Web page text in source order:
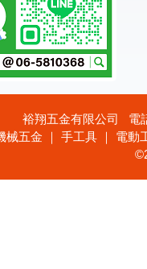
裕翔五金有限公司 電
械五金 ｜ 手工具 ｜ 電動